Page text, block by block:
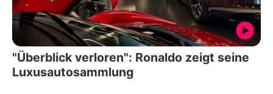
"Überblick verloren": Ronaldo zeigt seine
Luxusautosammlung